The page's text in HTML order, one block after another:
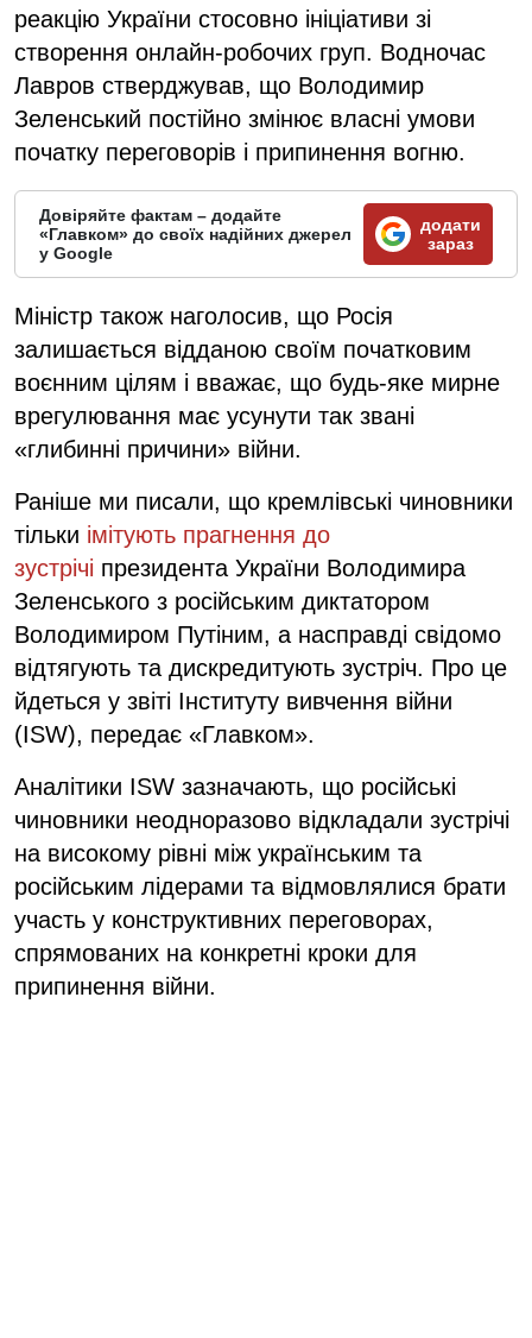
реакцію України стосовно ініціативи зі
створення онлайн-робочих груп. Водночас
Лавров стверджував, що Володимир
Зеленський постійно змінює власні умови
початку переговорів і припинення вогню.
Довіряйте фактам – додайте
«Главком» до своїх надійних джерел
у Google
додати
зараз
Міністр також наголосив, що Росія
залишається відданою своїм початковим
воєнним цілям і вважає, що будь-яке мирне
врегулювання має усунути так звані
«глибинні причини» війни.
Раніше ми писали, що кремлівські чиновники
тільки імітують прагнення до
зустрічі президента України Володимира
Зеленського з російським диктатором
Володимиром Путіним, а насправді свідомо
відтягують та дискредитують зустріч. Про це
йдеться у звіті Інституту вивчення війни
(ISW), передає «Главком».
Аналітики ISW зазначають, що російські
чиновники неодноразово відкладали зустрічі
на високому рівні між українським та
російським лідерами та відмовлялися брати
участь у конструктивних переговорах,
спрямованих на конкретні кроки для
припинення війни.